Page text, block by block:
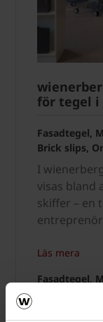
för tegel i
Fasadtegel,
Brick slips,
I
visas bland
skiffer – en
Läs mera
Fasadtegel,